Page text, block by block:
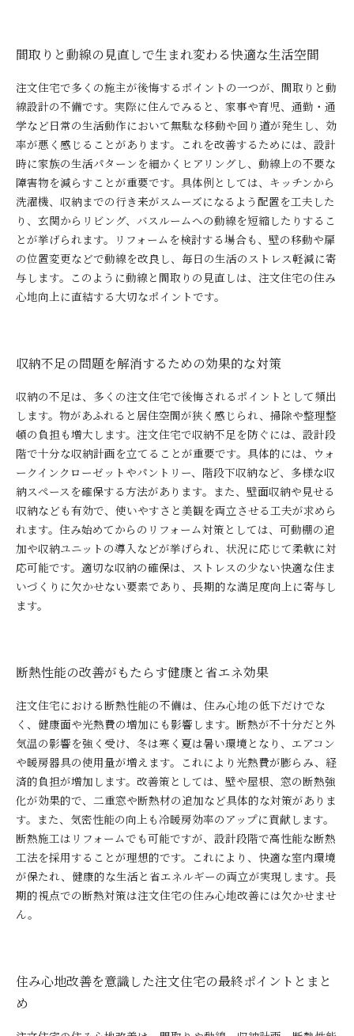
間取りと動線の見直しで生まれ変わる快適な生活空間
注文住宅で多くの施主が後悔するポイントの一つが、間取りと動
線設計の不備です。実際に住んでみると、家事や育児、通勤・通
学など日常の生活動作において無駄な移動や回り道が発生し、効
率が悪く感じることがあります。これを改善するためには、設計
時に家族の生活パターンを細かくヒアリングし、動線上の不要な
障害物を減らすことが重要です。具体例としては、キッチンから
洗濯機、収納までの行き来がスムーズになるよう配置を工夫した
り、玄関からリビング、バスルームへの動線を短縮したりするこ
とが挙げられます。リフォームを検討する場合も、壁の移動や扉
の位置変更などで動線を改良し、毎日の生活のストレス軽減に寄
与します。このように動線と間取りの見直しは、注文住宅の住み
心地向上に直結する大切なポイントです。
収納不足の問題を解消するための効果的な対策
収納の不足は、多くの注文住宅で後悔されるポイントとして頻出
します。物があふれると居住空間が狭く感じられ、掃除や整理整
頓の負担も増大します。注文住宅で収納不足を防ぐには、設計段
階で十分な収納計画を立てることが重要です。具体的には、ウォ
ークインクローゼットやパントリー、階段下収納など、多様な収
納スペースを確保する方法があります。また、壁面収納や見せる
収納なども有効で、使いやすさと美観を両立させる工夫が求めら
れます。住み始めてからのリフォーム対策としては、可動棚の追
加や収納ユニットの導入などが挙げられ、状況に応じて柔軟に対
応可能です。適切な収納の確保は、ストレスの少ない快適な住ま
いづくりに欠かせない要素であり、長期的な満足度向上に寄与し
ます。
断熱性能の改善がもたらす健康と省エネ効果
注文住宅における断熱性能の不備は、住み心地の低下だけでな
く、健康面や光熱費の増加にも影響します。断熱が不十分だと外
気温の影響を強く受け、冬は寒く夏は暑い環境となり、エアコン
や暖房器具の使用量が増えます。これにより光熱費が膨らみ、経
済的負担が増加します。改善策としては、壁や屋根、窓の断熱強
化が効果的で、二重窓や断熱材の追加など具体的な対策がありま
す。また、気密性能の向上も冷暖房効率のアップに貢献します。
断熱施工はリフォームでも可能ですが、設計段階で高性能な断熱
工法を採用することが理想的です。これにより、快適な室内環境
が保たれ、健康的な生活と省エネルギーの両立が実現します。長
期的視点での断熱対策は注文住宅の住み心地改善には欠かせませ
ん。
住み心地改善を意識した注文住宅の最終ポイントとまと
め